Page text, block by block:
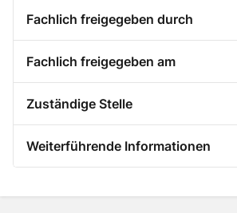
Fachlich freigegeben durch
Fachlich freigegeben am
Zuständige Stelle
Weiterführende Informationen